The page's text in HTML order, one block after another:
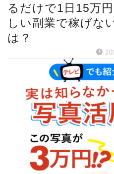
るだけで1日15万
しい副業で稼げな
は？